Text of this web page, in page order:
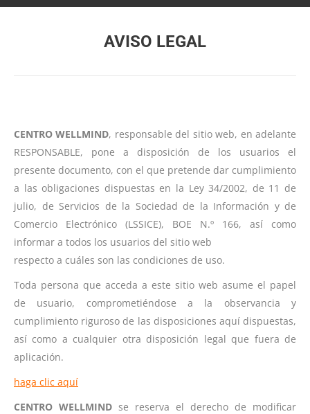
AVISO LEGAL
CENTRO WELLMIND, responsable del sitio web, en adelante
RESPONSABLE, pone a disposición de los usuarios el
presente documento, con el que pretende dar cumplimiento
a las obligaciones dispuestas en la Ley 34/2002, de 11 de
julio, de Servicios de la Sociedad de la Información y de
Comercio Electrónico (LSSICE), BOE N.º 166, así como
informar a todos los usuarios del sitio web
respecto a cuáles son las condiciones de uso.
Toda persona que acceda a este sitio web asume el papel
de usuario, comprometiéndose a la observancia y
cumplimiento riguroso de las disposiciones aquí dispuestas,
así como a cualquier otra disposición legal que fuera de
aplicación.
haga clic aquí
CENTRO WELLMIND se reserva el derecho de modificar